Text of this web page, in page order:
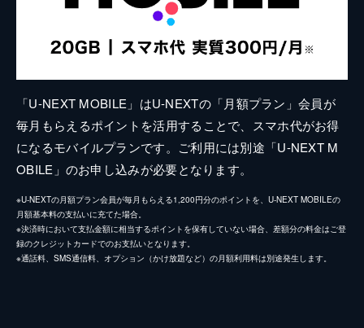
「U-NEXT MOBILE」はU-NEXTの「月額プラン」会員が
毎月もらえるポイントを活用することで、スマホ代がお得
になるモバイルプランです。ご利用には別途「U-NEXT M
OBILE」のお申し込みが必要となります。
※U-NEXTの月額プラン会員が毎月もらえる1,200円分のポイントを、U-NEXT MOBILEの
月額基本料の支払いに充てた場合。
※決済時において支払金額に相当するポイントを保有していない場合、差額分の料金はご登
録のクレジットカードでのお支払いとなります。
※通話料、SMS通信料、オプション（かけ放題など）の月額利用料は別途発生します。